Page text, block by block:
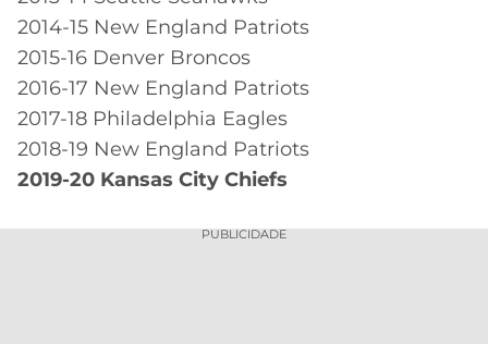
2014-15 New England Patriots
2015-16 Denver Broncos
2016-17 New England Patriots
2017-18 Philadelphia Eagles
2018-19 New England Patriots
2019-20 Kansas City Chiefs
PUBLICIDADE